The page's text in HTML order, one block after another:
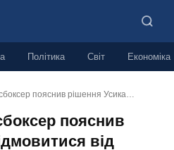
Політика Світ Економіка
пояснив рішення Усика…
пояснив
від